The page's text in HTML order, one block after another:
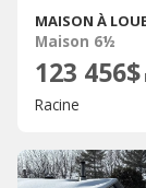
MAISON À
Maison 6½
123 456$
Racine